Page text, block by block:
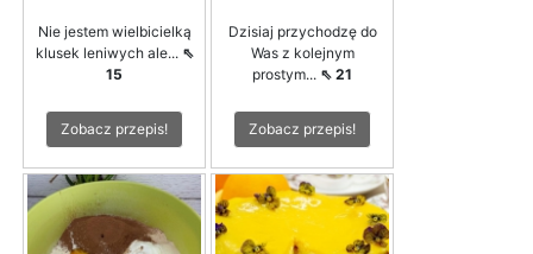
Nie jestem wielbicielką
klusek leniwych ale... ⇖
15
Zobacz przepis!
Dzisiaj przychodzę do
Was z kolejnym
prostym... ⇖ 21
Zobacz przepis!